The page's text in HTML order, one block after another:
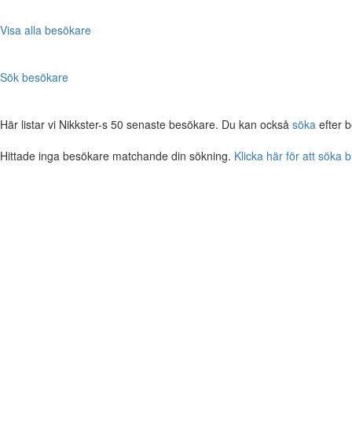
Visa alla besökare
Sök besökare
Här listar vi Nikkster-s 50 senaste besökare. Du kan också söka efter
Hittade inga besökare matchande din sökning. Klicka här för att söka